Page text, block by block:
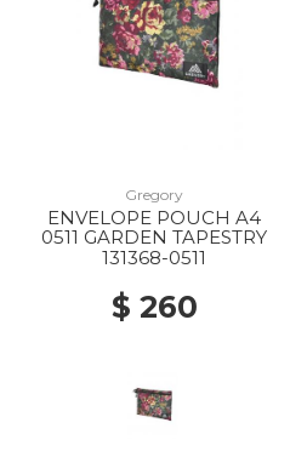
Gregory
ENVELOPE POUCH A4
0511 GARDEN TAPESTRY
131368-0511
$ 260